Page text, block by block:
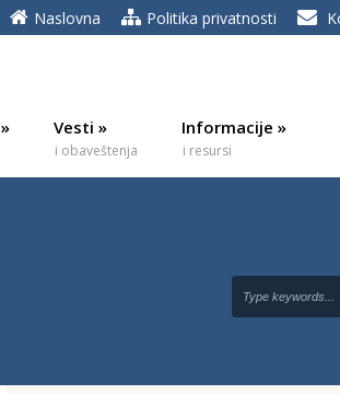
Naslovna Politika privatnosti
» Vesti »
i obaveštenja
Informacije »
i resursi